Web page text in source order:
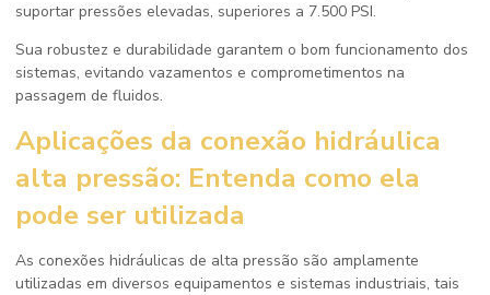
suportar pressões elevadas, superiores a 7.500 PSI.
Sua robustez e durabilidade garantem o bom funcionamento dos
sistemas, evitando vazamentos e comprometimentos na
passagem de fluidos.
Aplicações da conexão hidráulica
alta pressão: Entenda como ela
pode ser utilizada
As conexões hidráulicas de alta pressão são amplamente
utilizadas em diversos equipamentos e sistemas industriais, tais